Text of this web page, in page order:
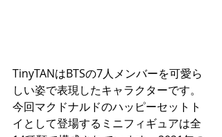
TinyTANはBTSの7人メンバーを可愛ら
しい姿で表現したキャラクターです。
今回マクドナルドのハッピーセットト
イとして登場するミニフィギュアは全